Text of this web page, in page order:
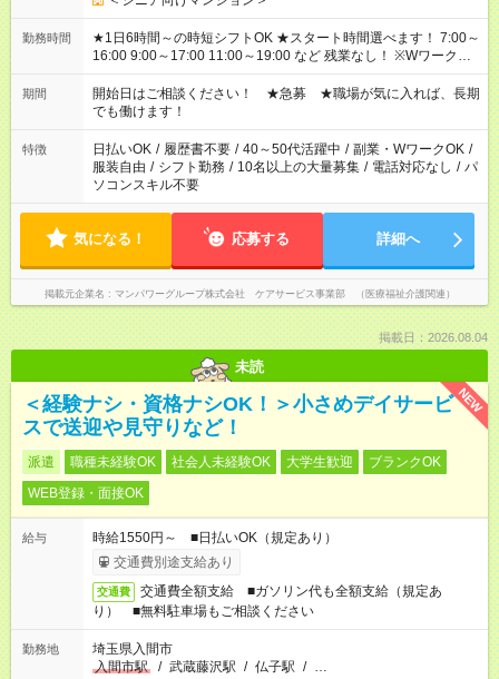
勤務時間
★1日6時間～の時短シフトOK ★スタート時間選べます！ 7:00～
16:00 9:00～17:00 11:00～19:00 など 残業なし！ ※Wワークの
場合、他のお仕事と合わせ週40時間超の就業はご案内できませ
ん ※法令に基づき、週20時間以上勤務は社会保険への加入対象
となります ※労働者派遣法（日雇い派遣の原則禁止）により、
短時間・短期間の就業はご案内が難しい場合があります
期間
開始日はご相談ください！ ★急募 ★職場が気に入れば、長期
でも働けます！
特徴 日払いOK / 履歴書不要 / 40～50代活躍中 / 副業・WワークOK /
服装自由 / シフト勤務 / 10名以上の大量募集 / 電話対応なし / パ
ソコンスキル不要
気になる！ 応募する 詳細へ
掲載元企業名 マンパワーグループ株式会社 ケアサービス事業部 （医療福祉介護関連）
掲載日：2026.08.04
未読
NEW
＜経験ナシ・資格ナシOK！＞小さめデイサービ
スで送迎や見守りなど！
派遣 職種未経験OK 社会人未経験OK 大学生歓迎
ブランクOK
WEB登録・面接OK
給与
時給1550円～ ■日払いOK（規定あり）
交通費別途支給あり
交通費
交通費全額支給 ■ガソリン代も全額支給（規定あ
り） ■無料駐車場もご相談ください
勤務地
埼玉県入間市
入間市駅
/ 武蔵藤沢駅 / 仏子駅 / …